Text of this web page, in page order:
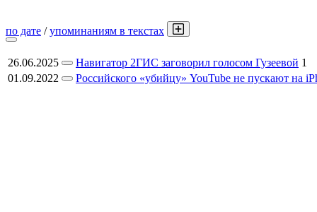
по дате /упоминаниям в текстах
26.06.2025 Навигатор 2ГИС заговорил голосом Гузеевой 1
01.09.2022
Российского «убийцу» YouTube не пускают на